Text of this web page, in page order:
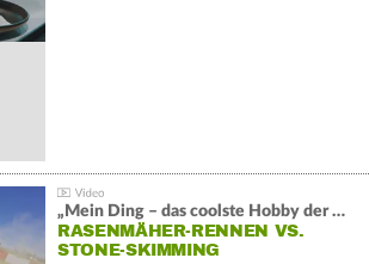
„Mein Ding – das coolste Hobby der Welt“:
RASENMÄHER-RENNEN VS.
STONE-SKIMMING